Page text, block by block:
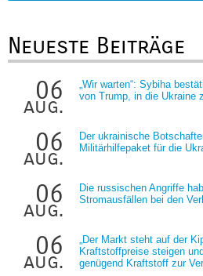
Neueste Beiträge
06
aug.
„Wir warten“: Sybiha
von Trump, in die Ukraine
06
aug.
Der ukrainische
Militärhilfepaket für die
06
aug.
Die russischen Angriffe
Stromausfällen bei den
06
aug.
„Der Markt steht auf der
Kraftstoffpreise steigen
genügend Kraftstoff zur